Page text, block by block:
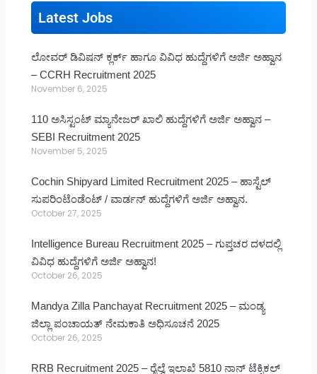
Latest Jobs
ಲೋವರ್ ಡಿವಿಷನ್ ಕ್ಲರ್ಕ್ ಹಾಗೂ ವಿವಿಧ ಹುದ್ದೆಗಳಿಗೆ ಅರ್ಜಿ ಅಹ್ವಾನ
– CCRH Recruitment 2025
November 6, 2025
110 ಅಸಿಸ್ಟಂಟ್ ಮ್ಯಾನೇಜರ್ ಖಾಲಿ ಹುದ್ದೆಗಳಿಗೆ ಅರ್ಜಿ ಅಹ್ವಾನ –
SEBI Recruitment 2025
November 5, 2025
Cochin Shipyard Limited Recruitment 2025 – ಹಾಸ್ಟೆಲ್
ಸುಪರಿಂಟೆಂಡೆಂಟ್ / ವಾರ್ಡನ್ ಹುದ್ದೆಗಳಿಗೆ ಅರ್ಜಿ ಅಹ್ವಾನ.
October 27, 2025
Intelligence Bureau Recruitment 2025 – ಗುಪ್ತಚರ ದಳದಲ್ಲಿ
ವಿವಿಧ ಹುದ್ದೆಗಳಿಗೆ ಅರ್ಜಿ ಅಹ್ವಾನ!
October 26, 2025
Mandya Zilla Panchayat Recruitment 2025 – ಮಂಡ್ಯ
ಜಿಲ್ಲಾ ಪಂಚಾಯತ್ ನೇಮಕಾತಿ ಅಧಿಸೂಚನೆ 2025
October 26, 2025
RRB Recruitment 2025 – ರೈಲ್ವೆ ಇಲಾಖೆ 5810 ನಾನ್ ಟೆಕ್ನಿಕಲ್